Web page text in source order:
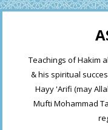
Teachings of Hakim
& his spiritual
Hayy 'Arifi (may
Mufti Mohammad